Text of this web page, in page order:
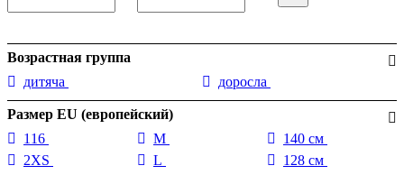
Возрастная группа
дитяча
доросла
Размер EU (европейский)
116
2XS
M
L
140 см
128 см